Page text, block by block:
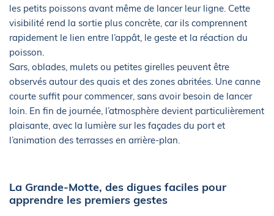
les petits poissons avant même de lancer leur ligne. Cette
visibilité rend la sortie plus concrète, car ils comprennent
rapidement le lien entre l’appât, le geste et la réaction du
poisson.
Sars, oblades, mulets ou petites girelles peuvent être
observés autour des quais et des zones abritées. Une canne
courte suffit pour commencer, sans avoir besoin de lancer
loin. En fin de journée, l’atmosphère devient particulièrement
plaisante, avec la lumière sur les façades du port et
l’animation des terrasses en arrière-plan.
La Grande-Motte, des digues faciles pour
apprendre les premiers gestes